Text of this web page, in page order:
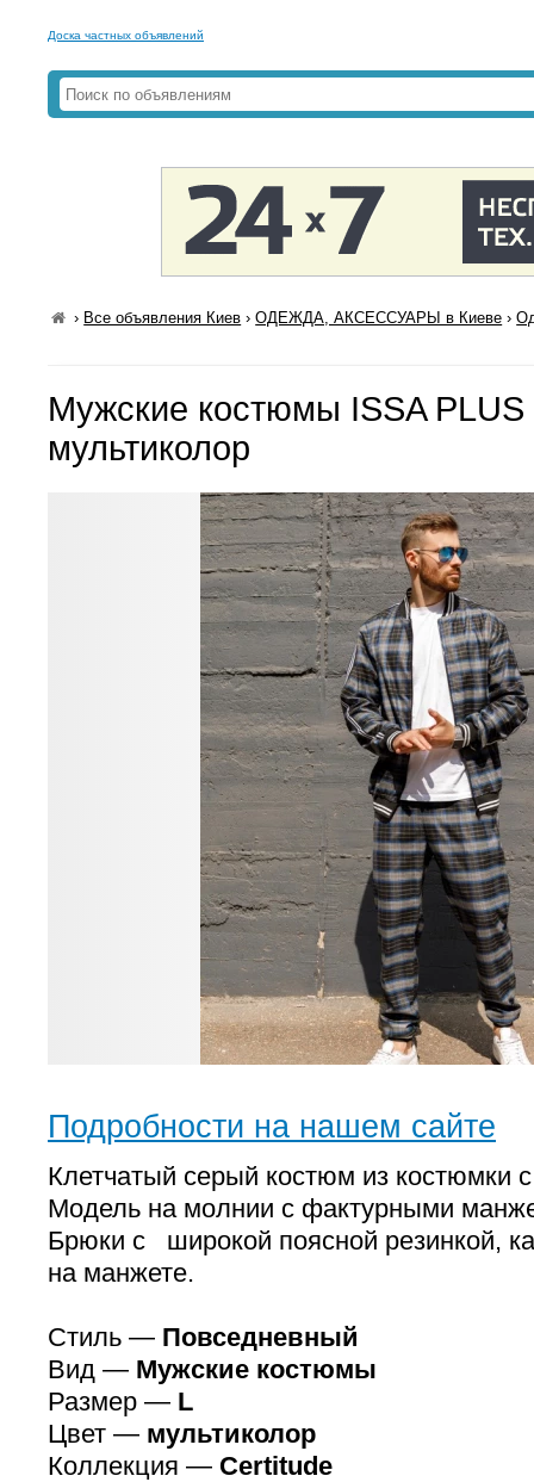
Доска частных объявлений
› Все объявления Киев ›ОДЕЖДА, АКСЕССУАРЫ в Киеве ›
Мужские костюмы ISSA PLUS
мультиколор
Подробности на нашем сайте
Клетчатый серый костюм из костюмки
Модель на молнии с фактурными
Брюки с широкой поясной резинкой,
на манжете.
Стиль — Повседневный
Вид — Мужские костюмы
Размер — L
Цвет — мультиколор
Коллекция — Certitude